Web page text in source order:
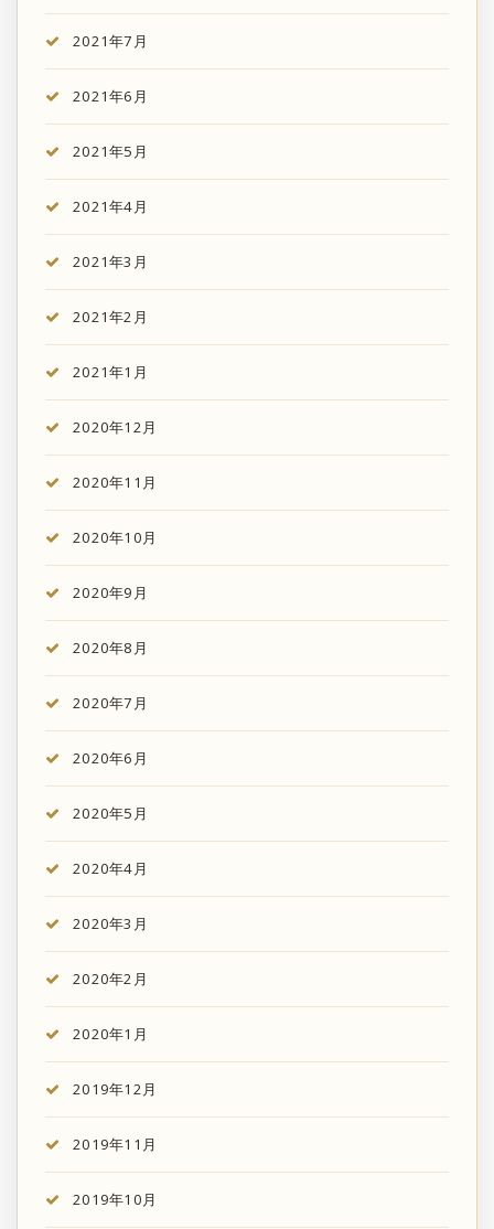
2021年7月
2021年6月
2021年5月
2021年4月
2021年3月
2021年2月
2021年1月
2020年12月
2020年11月
2020年10月
2020年9月
2020年8月
2020年7月
2020年6月
2020年5月
2020年4月
2020年3月
2020年2月
2020年1月
2019年12月
2019年11月
2019年10月